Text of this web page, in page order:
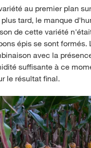
au premier plan
tard, le manque
de cette variété
épis se sont formés.
avec la
suffisante à ce
le résultat final.